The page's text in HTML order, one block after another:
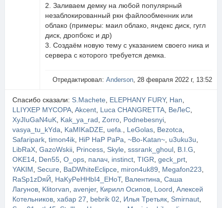
2. Заливаем демку на любой популярный
незаблокированный ркн файлообменник или
облако (примеры: маил облако, яндекс диск, гугл
диск, дропбокс и др)
3. Создаём новую тему с указанием своего ника и
сервера с которого требуется демка.
Отредактировал: Anderson, 28 февраля 2022 г, 13:52
Спасибо сказали: S.Machete ELEPHANY FURY, Han
LLIYXEP MYCOPA Akcent Luca CHANGRETTA ВеЛеС
XyJIuGaN4uK Kak_ya_rad Zorro Podnebesnyi
vasya_tu_kYda
KaMIKaDZE uefa. LeGolas Bezotca
Safaripark timon4ik HiP HaP PaPa ~Bo-Katan~ u3uku3u
LibRaX GazoWskii Princess Skyle sssrank_ghoul B.I.G
OKE14 Den55 O_ops палач instinct TIGR geck_prt
YAKIM
Secure BaDWhiteEclipce miron4uk89 Megafon223
RaSp1zDяЙ
HaKyPeHHbI4_EHoT, Валентина Саша
Лагунов Klitorvan avenjer, Кирилл Осипов Loord Алексей
Котельников хабар 27 bebrik 02 Илья Третьяк Smirnaut